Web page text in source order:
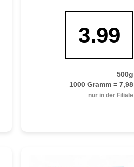
3.99
500g
1000 Gramm = 7,98
nur in der Filiale